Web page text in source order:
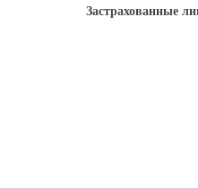
Застрахованные